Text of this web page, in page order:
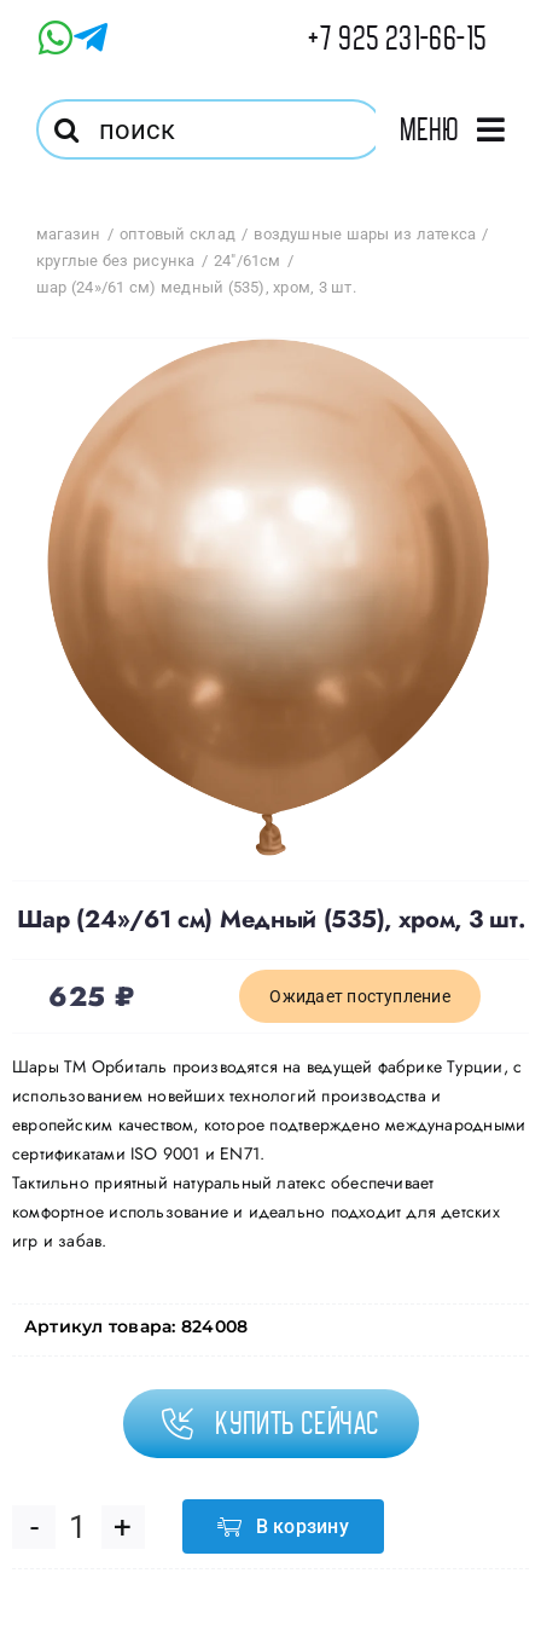
+7 925 231-66-15
Результат
поиска:
Меню
Магазин
Оптовый Магазин
Корзина
Избранное
Доставка
О нас
Отзывы
Политика конфиденциальности
магазин оптовый склад
воздушные шары из латекса
круглые без рисунка
24"/61см
шар (24»/61 см) медный (535), хром, 3 шт.
Шар (24»/61 см) Медный (535), хром, 3 шт.
625 ₽ Ожидает поступление
Шары ТМ Орбиталь производятся на ведущей фабрике Турции, с
использованием новейших технологий производства и
европейским качеством, которое подтверждено международными
сертификатами ISO 9001 и EN71.
Тактильно приятный натуральный латекс обеспечивает
комфортное использование и идеально подходит для детских
игр и забав.
Артикул товара: 824008
Купить сейчас
Количество
В корзину